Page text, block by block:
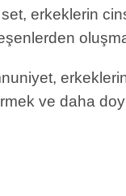
erkeklerin
ve daha